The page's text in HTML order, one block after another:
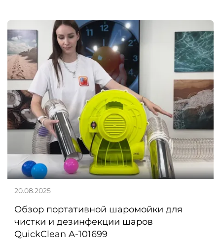
Обзор портативной шаромойки для
чистки и дезинфекции шаров
QuickClean A-101699
20.08.2025